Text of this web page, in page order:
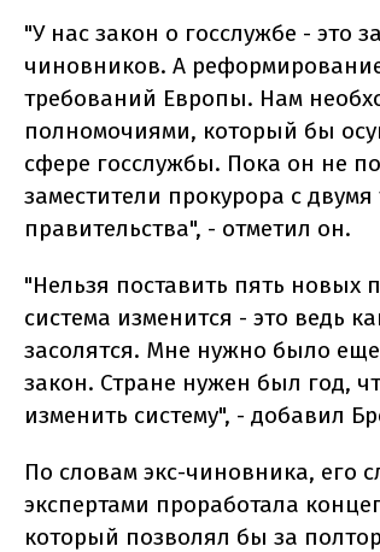
"У нас закон о госслужбе - это
чиновников. А
требований Европы. Нам
полномочиями, который бы
сфере госслужбы. Пока он не
заместители прокурора с
правительства", - отметил он.
"Нельзя поставить пять новых
система изменится - это ведь
засолятся. Мне нужно было
закон. Стране нужен был год,
изменить систему", - добавил
По словам экс-чиновника, его
экспертами проработала
который позволял бы за